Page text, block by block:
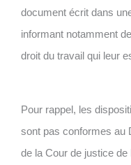
document écrit dans
informant notamment
droit du travail qui leur
Pour rappel, les
sont pas conformes au
de la Cour de justice de